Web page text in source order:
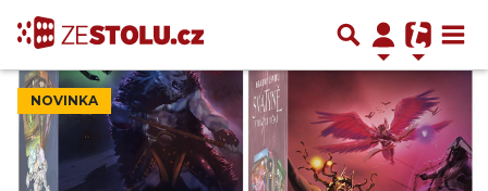
NOVINKA